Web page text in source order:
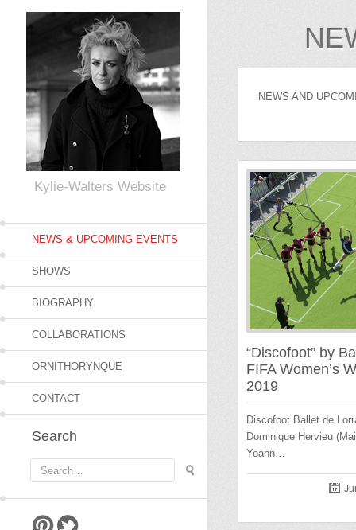
NEWS AND
“Discofoot” by
FIFA Women’s
2019
Discofoot Ballet de
Dominique Hervieu
Yoann…
Kylie-Walters Website
NEWS & UPCOMING EVENTS
SHOWS
BIOGRAPHY
COLLABORATIONS
ORNITHORYNQUE
CONTACT
Search
pintresttwitter